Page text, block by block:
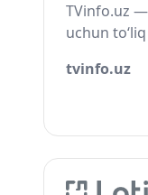
TVinfo.uz
uchun
tvinfo.uz